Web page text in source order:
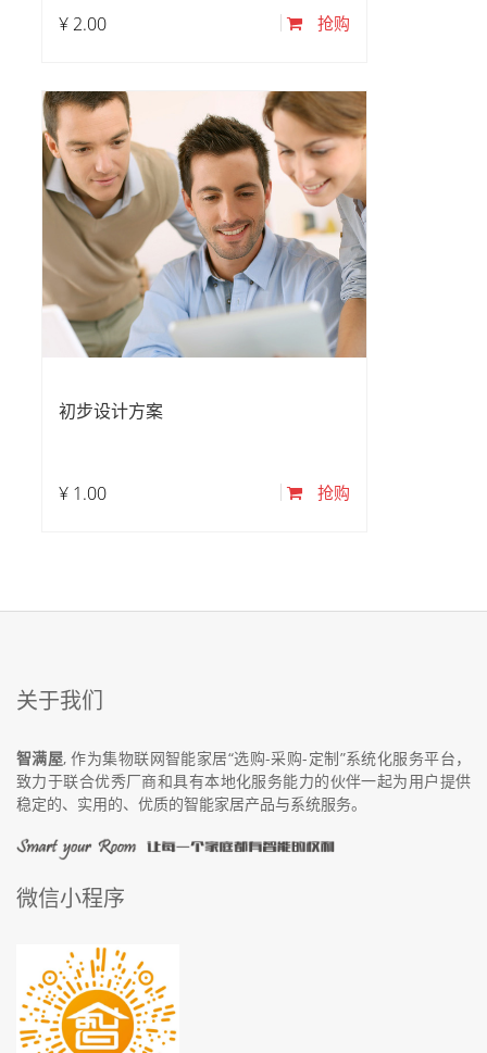
¥ 2.00 抢购
初步设计方案
¥ 1.00 抢购
关于我们
智满屋, 作为集物联网智能家居“选购-采购-定制”系统化服务平台，
致力于联合优秀厂商和具有本地化服务能力的伙伴一起为用户提供
稳定的、实用的、优质的智能家居产品与系统服务。
微信小程序